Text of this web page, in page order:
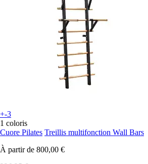
+-3
1 coloris
Cuore Pilates Treillis multifonction Wall Bars
À partir de 800,00 €